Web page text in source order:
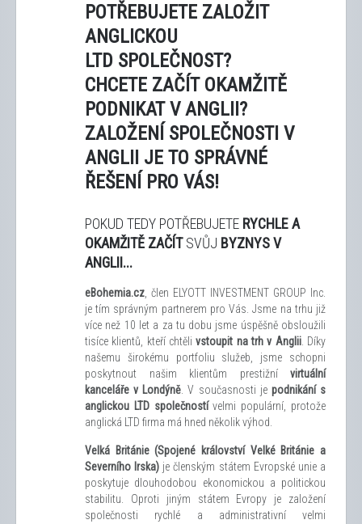
POTŘEBUJETE ZALOŽIT
ANGLICKOU
LTD SPOLEČNOST?
CHCETE ZAČÍT OKAMŽITĚ
PODNIKAT V ANGLII?
ZALOŽENÍ SPOLEČNOSTI V
ANGLII JE TO SPRÁVNÉ
ŘEŠENÍ PRO VÁS!
POKUD TEDY POTŘEBUJETE RYCHLE A
OKAMŽITĚ ZAČÍTSVŮJ BYZNYS V
ANGLII...
eBohemia.cz, člen ELYOTT INVESTMENT GROUP Inc.
je tím správným partnerem pro Vás. Jsme na trhu již
více než 10 let a za tu dobu jsme úspěšně obsloužili
tisíce klientů, kteří chtělivstoupit na trh v Anglii. Díky
našemu širokému portfoliu služeb, jsme schopni
poskytnout našim klientům prestižní virtuální
kanceláře v Londýně. V současnosti je podnikání s
anglickou LTD společnostívelmi populární, protože
anglická LTD firma má hned několik výhod.
Velká Británie (Spojené království Velké Británie a
Severního Irska) je členským státem Evropské unie a
poskytuje dlouhodobou ekonomickou a politickou
stabilitu. Oproti jiným státem Evropy je založení
společnosti rychlé a administrativní velmi